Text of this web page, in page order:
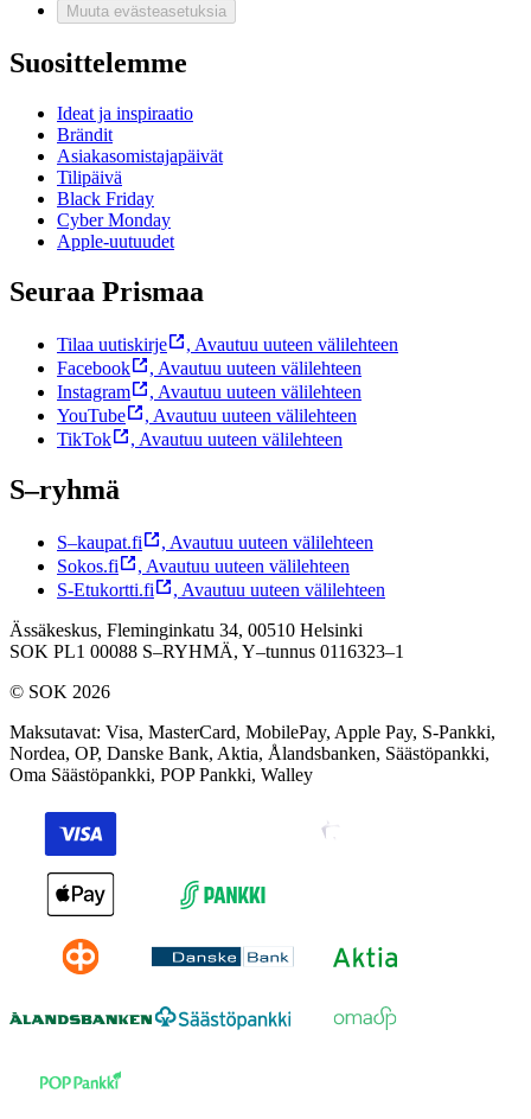
Muuta evästeasetuksia
Suosittelemme
Ideat ja inspiraatio
Brändit
Asiakasomistajapäivät
Tilipäivä
Black Friday
Cyber Monday
Apple-uutuudet
Seuraa Prismaa
Tilaa uutiskirje , Avautuu uuteen välilehteen
Facebook
, Avautuu uuteen välilehteen
Instagram
, Avautuu uuteen välilehteen
YouTube
, Avautuu uuteen välilehteen
TikTok
, Avautuu uuteen välilehteen
S–ryhmä
S–kaupat.fi , Avautuu uuteen välilehteen
Sokos.fi
, Avautuu uuteen välilehteen
S-Etukortti.fi
, Avautuu uuteen välilehteen
Ässäkeskus, Fleminginkatu 34, 00510 Helsinki
SOK PL1 00088 S–RYHMÄ, Y–tunnus 0116323–1
© SOK 2026
Maksutavat: Visa, MasterCard, MobilePay, Apple Pay, S-Pankki,
Nordea, OP, Danske Bank, Aktia, Ålandsbanken, Säästöpankki,
Oma Säästöpankki, POP Pankki, Walley